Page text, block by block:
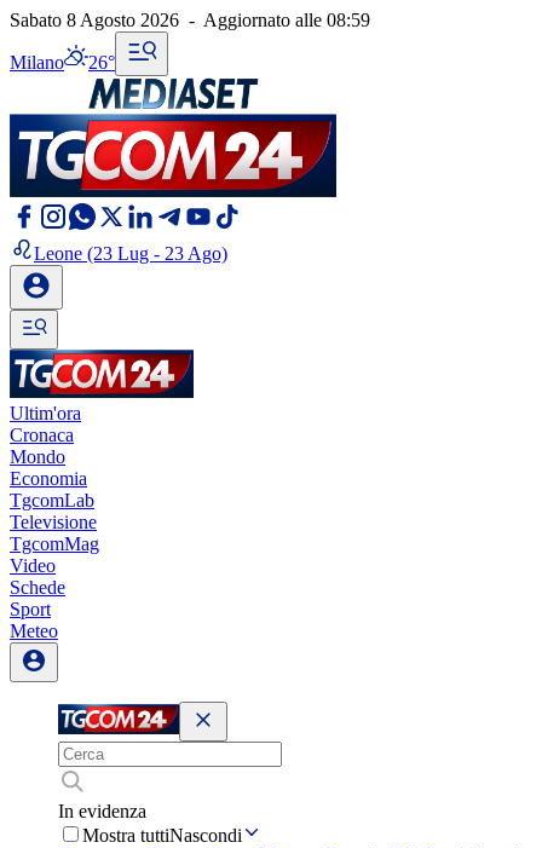
Sabato 8 Agosto 2026 - Aggiornato alle 08:59
Milano 26°
Leone (23 Lug - 23 Ago)
Ultim'ora
Cronaca
Mondo
Economia
TgcomLab
Televisione
TgcomMag
Video
Schede
Sport
Meteo
In evidenza
Mostra tuttiNascondi